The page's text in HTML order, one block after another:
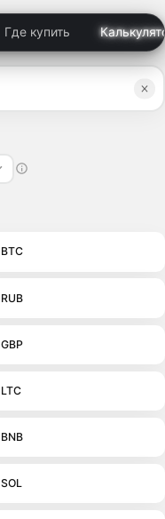
Где купить
BTC
RUB
GBP
LTC
BNB
SOL